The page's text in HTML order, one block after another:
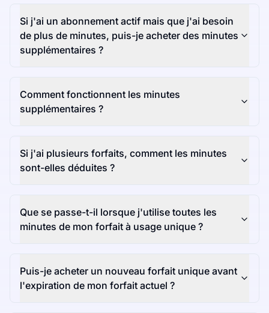
Si j'ai un abonnement actif mais que j'ai besoin
de plus de minutes, puis-je acheter des minutes
supplémentaires ?
Comment fonctionnent les minutes
supplémentaires ?
Si j'ai plusieurs forfaits, comment les minutes
sont-elles déduites ?
Que se passe-t-il lorsque j'utilise toutes les
minutes de mon forfait à usage unique ?
Puis-je acheter un nouveau forfait unique avant
l'expiration de mon forfait actuel ?